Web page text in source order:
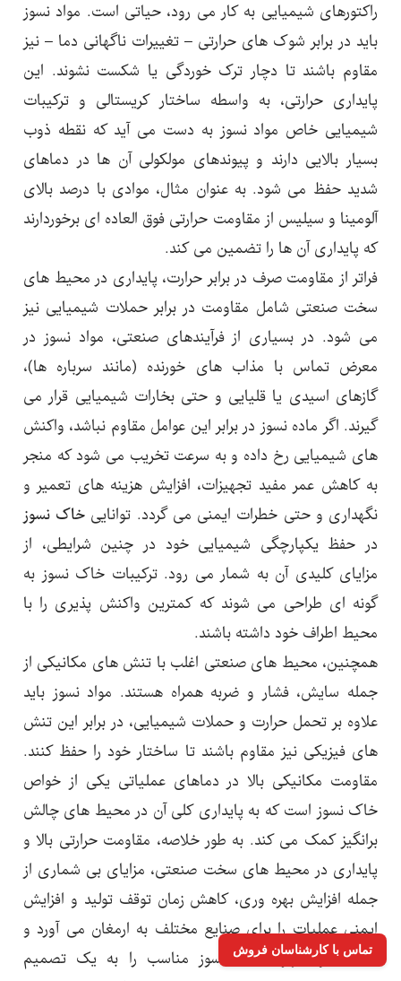
راکتورهای شیمیایی به کار می رود، حیاتی است. مواد نسوز
باید در برابر شوک های حرارتی – تغییرات ناگهانی دما – نیز
مقاوم باشند تا دچار ترک خوردگی یا شکست نشوند. این
پایداری حرارتی، به واسطه ساختار کریستالی و ترکیبات
شیمیایی خاص مواد نسوز به دست می آید که نقطه ذوب
بسیار بالایی دارند و پیوندهای مولکولی آن ها در دماهای
شدید حفظ می شود. به عنوان مثال، موادی با درصد بالای
آلومینا و سیلیس از مقاومت حرارتی فوق العاده ای برخوردارند
که پایداری آن ها را تضمین می کند.
فراتر از مقاومت صرف در برابر حرارت، پایداری در محیط های
سخت صنعتی شامل مقاومت در برابر حملات شیمیایی نیز
می شود. در بسیاری از فرآیندهای صنعتی، مواد نسوز در
معرض تماس با مذاب های خورنده (مانند سرباره ها)،
گازهای اسیدی یا قلیایی و حتی بخارات شیمیایی قرار می
گیرند. اگر ماده نسوز در برابر این عوامل مقاوم نباشد، واکنش
های شیمیایی رخ داده و به سرعت تخریب می شود که منجر
به کاهش عمر مفید تجهیزات، افزایش هزینه های تعمیر و
نگهداری و حتی خطرات ایمنی می گردد. توانایی خاک نسوز
در حفظ یکپارچگی شیمیایی خود در چنین شرایطی، از
مزایای کلیدی آن به شمار می رود. ترکیبات خاک نسوز به
گونه ای طراحی می شوند که کمترین واکنش پذیری را با
محیط اطراف خود داشته باشند.
همچنین، محیط های صنعتی اغلب با تنش های مکانیکی از
جمله سایش، فشار و ضربه همراه هستند. مواد نسوز باید
علاوه بر تحمل حرارت و حملات شیمیایی، در برابر این تنش
های فیزیکی نیز مقاوم باشند تا ساختار خود را حفظ کنند.
مقاومت مکانیکی بالا در دماهای عملیاتی یکی از خواص
خاک نسوز است که به پایداری کلی آن در محیط های چالش
برانگیز کمک می کند. به طور خلاصه، مقاومت حرارتی بالا و
پایداری در محیط های سخت صنعتی، مزایای بی شماری از
جمله افزایش بهره وری، کاهش زمان توقف تولید و افزایش
ایمنی عملیات را برای صنایع مختلف به ارمغان می آورد و
انتخاب و کاربرد خاک نسوز مناسب را به یک تصمیم
تماس با کارشناسان فروش